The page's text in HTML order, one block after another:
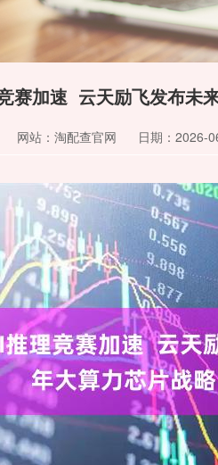
赛加速 云天励飞发布未
网站：淘配查官网 日期：2026-